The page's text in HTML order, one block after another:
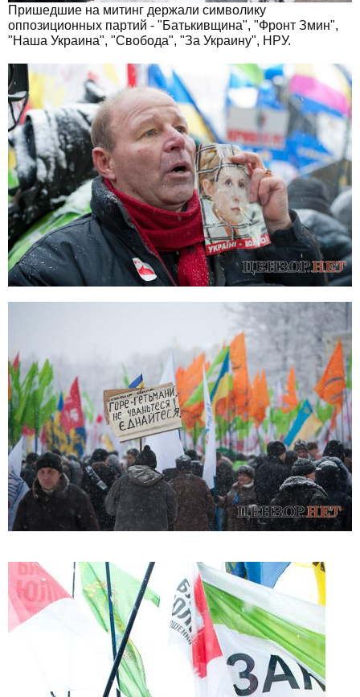
Пришедшие на митинг держали символику
оппозиционных партий - "Батькивщина", "Фронт Змин",
"Наша Украина", "Свобода", "За Украину", НРУ.